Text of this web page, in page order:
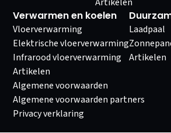
Verwarmen en koelen
Vloerverwarming
Elektrische vloerverwarming
Infrarood vloerverwarming
Artikelen
Laadpaal
Artikelen
Algemene voorwaarden
Algemene voorwaarden partners
Privacy verklaring